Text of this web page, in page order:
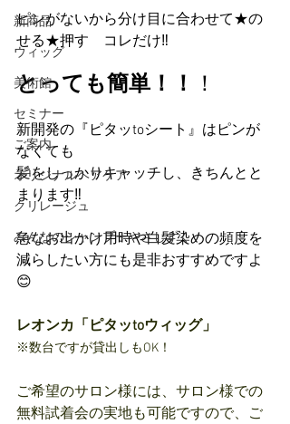
新商品
ウィッグ
美術館
セミナー
ご案内
オリジナルヘアケア
クリレージュ
みんなのシャンプーやさしずく
ピンがないから分け目に合わせて★の
せる★押す　コレだけ‼️
とっても簡単！！ ！
新開発の『ピタッtoシート』はピンが
なくても
髪をしっかりキャッチし、きちんとと
まります‼︎
急なお出かけ用時や白髪染めの頻度を
減らしたい方にも是非おすすめですよ
😊
レオンカ「ピタッtoウィッグ」
※数台ですが貸出しもOK！
ご希望のサロン様には、サロン様での
無料試着会の実地も可能ですので、ご